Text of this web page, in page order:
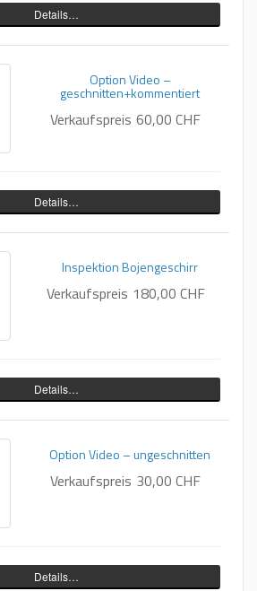
Details…
Option Video –
geschnitten+kommentiert
Verkaufspreis 60,00 CHF
Details…
Inspektion Bojengeschirr
Verkaufspreis 180,00 CHF
Details…
Option Video – ungeschnitten
Verkaufspreis 30,00 CHF
Details…